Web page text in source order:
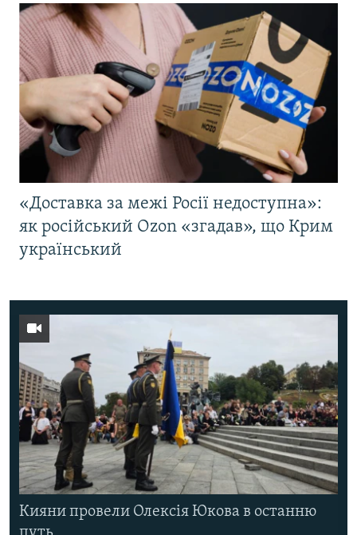
«Доставка за межі Росії недоступна»:
як російський Ozon «згадав», що Крим
український
Кияни провели Олексія Юкова в останню